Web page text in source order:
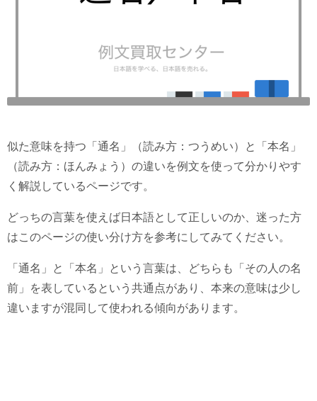
似た意味を持つ「通名」（読み方：つうめい）と「本名」
（読み方：ほんみょう）の違いを例文を使って分かりやす
く解説しているページです。
どっちの言葉を使えば日本語として正しいのか、迷った方
はこのページの使い分け方を参考にしてみてください。
「通名」と「本名」という言葉は、どちらも「その人の名
前」を表しているという共通点があり、本来の意味は少し
違いますが混同して使われる傾向があります。